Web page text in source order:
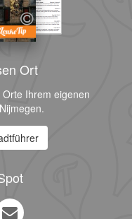
Ort
Ihrem eigenen